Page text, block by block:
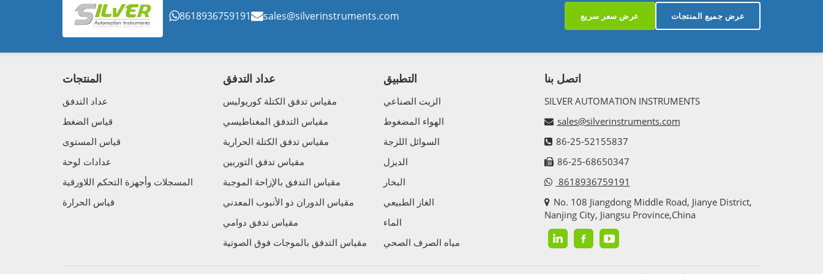
8618936759191 sales@silverinstruments.com عرض سعر سريع عرض جميع المنتجات
المنتجات
عداد التدفق
قياس الضغط
قياس المستوى
عدادات لوحة
المسجلات وأجهزة التحكم اللاورقية
قياس الحرارة
عداد التدفق
مقياس تدفق الكتلة كوريوليس
مقياس التدفق المغناطيسي
مقياس تدفق الكتلة الحرارية
مقياس تدفق التوربين
مقياس التدفق بالإزاحة الموجبة
مقياس الدوران ذو الأنبوب المعدني
مقياس تدفق دوامي
مقياس التدفق بالموجات فوق الصوتية
التطبيق
الزيت الصناعي
الهواء المضغوط
السوائل اللزجة
الديزل
البخار
الغاز الطبيعي
الماء
مياه الصرف الصحي
اتصل بنا
SILVER AUTOMATION INSTRUMENTS
sales@silverinstruments.com
86-25-52155837
86-25-68650347
8618936759191
No. 108 Jiangdong Middle Road, Jianye District,
Nanjing City, Jiangsu Province,China